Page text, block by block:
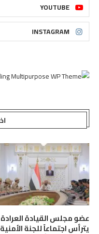
YOUTUBE
INSTAGRAM
عضو مجلس القيادة العرادة
يترأس اجتماعاً للجنة الأمنية